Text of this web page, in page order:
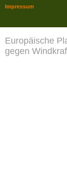
Europäische
gegen
Impressum